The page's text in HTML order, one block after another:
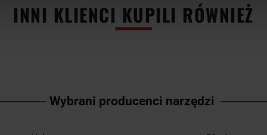
INNI KLIENCI KUPILI RÓWNIEŻ
Wybrani producenci narzędzi